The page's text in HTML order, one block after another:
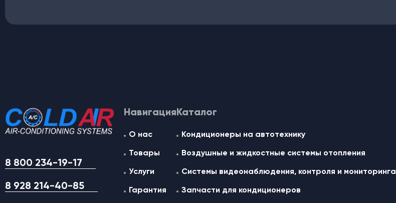
8 800 234-19-17
8 928 214-40-85
Навигация
О нас
Товары
Услуги
Гарантия
Каталог
Кондиционеры на автотехнику
Воздушные и жидкостные cистемы отопления
Системы видеонаблюдения, контроля и мониторинга
Запчасти для кондиционеров